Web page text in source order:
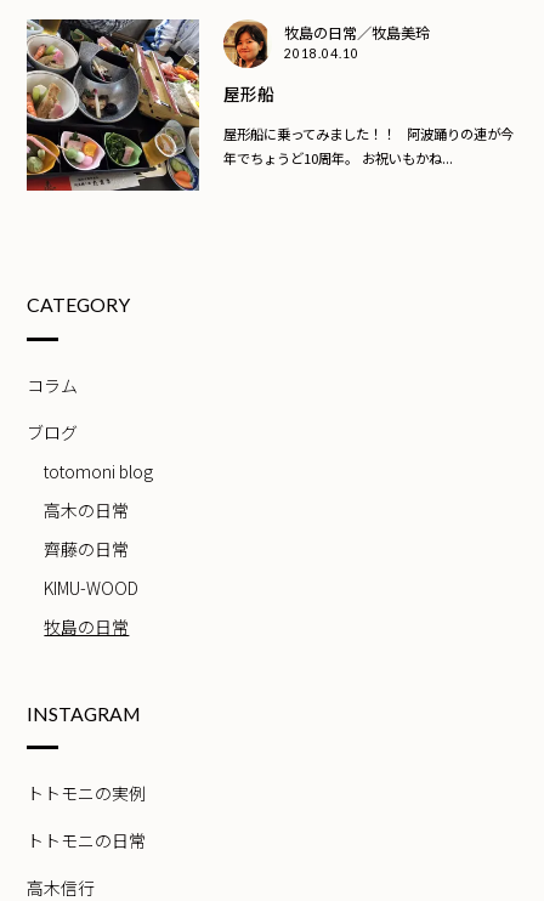
牧島の日常／牧島美玲
2018.04.10
屋形船
屋形船に乗ってみました！！ 阿波踊りの連が今
年でちょうど10周年。 お祝いもかね...
CATEGORY
コラム
ブログ
totomoni blog
高木の日常
齊藤の日常
KIMU-WOOD
牧島の日常
INSTAGRAM
トトモニの実例
トトモニの日常
高木信行